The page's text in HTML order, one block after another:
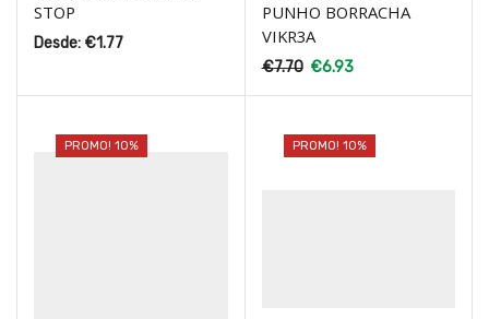
STOP
Desde: €1.77
PUNHO BORRACHA
VIKR3A
€7.70 €6.93
PROMO! 10% PROMO! 10%